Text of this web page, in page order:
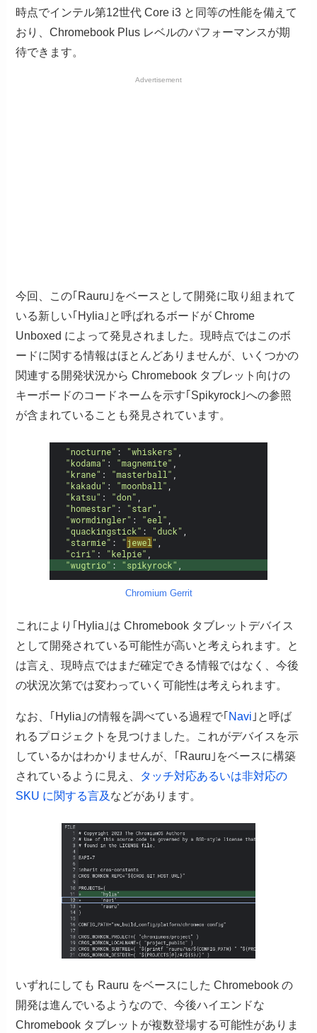
時点でインテル第12世代 Core i3 と同等の性能を備えて
おり、Chromebook Plus レベルのパフォーマンスが期
待できます。
Advertisement
今回、この｢Rauru｣をベースとして開発に取り組まれて
いる新しい｢Hylia｣と呼ばれるボードが Chrome
Unboxed によって発見されました。現時点ではこのボ
ードに関する情報はほとんどありませんが、いくつかの
関連する開発状況から Chromebook タブレット向けの
キーボードのコードネームを示す｢Spikyrock｣への参照
が含まれていることも発見されています。
Chromium Gerrit
これにより｢Hylia｣は Chromebook タブレットデバイス
として開発されている可能性が高いと考えられます。と
は言え、現時点ではまだ確定できる情報ではなく、今後
の状況次第では変わっていく可能性は考えられます。
なお、｢Hylia｣の情報を調べている過程で｢ Navi ｣と呼ば
れるプロジェクトを見つけました。これがデバイスを示
しているかはわかりませんが、｢Rauru｣をベースに構築
されているように見え、 タッチ対応あるいは非対応の
SKU に関する言及 などがあります。
いずれにしても Rauru をベースにした Chromebook の
開発は進んでいるようなので、今後ハイエンドな
Chromebook タブレットが複数登場する可能性がありま